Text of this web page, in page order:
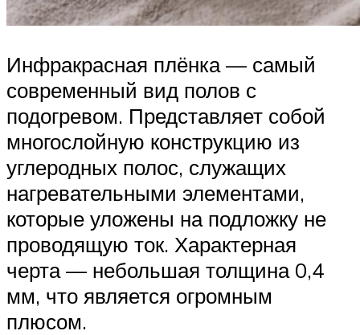
Инфракрасная плёнка — самый
современный вид полов с
подогревом. Представляет собой
многослойную конструкцию из
углеродных полос, служащих
нагревательными элементами,
которые уложены на подложку не
проводящую ток. Характерная
черта — небольшая толщина 0,4
мм, что является огромным
плюсом.